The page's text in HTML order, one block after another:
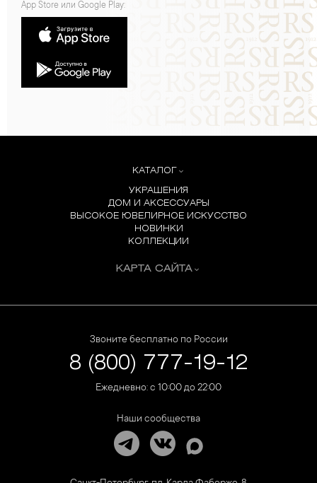
App Store или Google Play:
КАТАЛОГ
УКРАШЕНИЯ
ДОМ И АКСЕССУАРЫ
ВЫСОКОЕ ЮВЕЛИРНОЕ ИСКУССТВО
НОВИНКИ
КОЛЛЕКЦИИ
КАРТА САЙТА
Звоните бесплатно по России
8 (800) 777-19-12
Ежедневно: с 10:00 до 22:00
Наши сообщества